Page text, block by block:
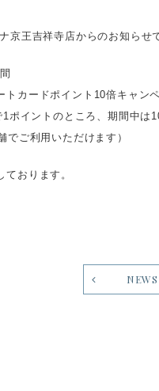
京王吉祥寺店からのお知らせ
間
トカードポイント10倍キャン
ポイントのところ、期間中は
でご利用いただけます）
おります。
NEWS